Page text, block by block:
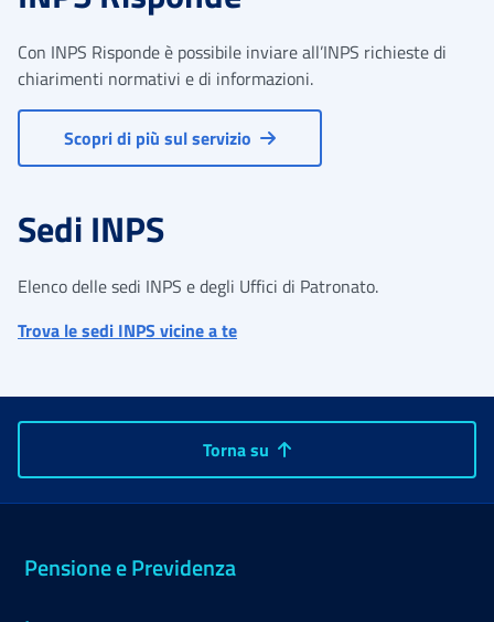
Con INPS Risponde è possibile inviare all’INPS richieste di
chiarimenti normativi e di informazioni.
Scopri di più sul servizio
Sedi INPS
Elenco delle sedi INPS e degli Uffici di Patronato.
Trova le sedi INPS vicine a te
Torna su
Pensione e Previdenza